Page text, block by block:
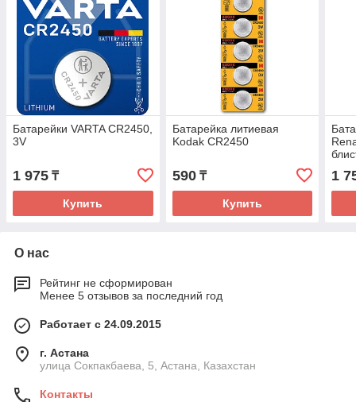
Батарейки VARTA CR2450,
3V
1 975 ₸
Купить
Батарейка литиевая
Kodak CR2450
590₸
Купить
1
О нас
Рейтинг не сформирован
Менее 5 отзывов за последний год
Работает с 24.09.2015
г. Астана
улица Сокпакбаева, 5, Астана, Казахстан
Контакты